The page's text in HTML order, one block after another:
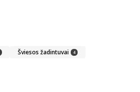
Šviesos žadintuvai 4